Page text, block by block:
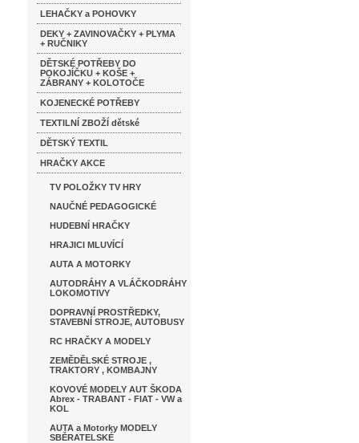
LEHAČKY a POHOVKY
DEKY + ZAVINOVAČKY + PLYMA
+ RUČNIKY
DĚTSKÉ POTŘEBY DO
POKOJÍČKU + KOŠE +
ZÁBRANY + KOLOTOČE
KOJENECKÉ POTŘEBY
TEXTILNÍ ZBOŽÍ dětské
DĚTSKÝ TEXTIL
HRAČKY AKCE
TV POLOŽKY TV HRY
NAUČNÉ PEDAGOGICKÉ
HUDEBNÍ HRAČKY
HRAJICI MLUVÍCÍ
AUTA A MOTORKY
AUTODRÁHY A VLÁČKODRÁHY
LOKOMOTIVY
DOPRAVNÍ PROSTŘEDKY,
STAVEBNÍ STROJE, AUTOBUSY
RC HRAČKY A MODELY
ZEMĚDĚLSKÉ STROJE ,
TRAKTORY , KOMBAJNY
KOVOVÉ MODELY AUT ŠKODA
Abrex - TRABANT - FIAT - VW a
KOL
AUTA a Motorky MODELY
SBĚRATELSKÉ